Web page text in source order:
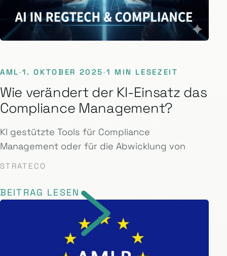
AML·1. OKTOBER 2025·1 MIN LESEZEIT
Wie verändert der KI-Einsatz das
Compliance Management?
KI gestützte Tools für Compliance
Management oder für die Abwicklung von
STRATECO
BEITRAG LESEN